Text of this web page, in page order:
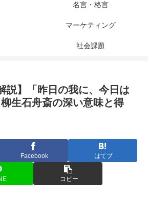
名言・格言
マーケティング
社会課題
説】「昨日の我に、今日は
生石舟斎の深い意味と得
Facebook はてブ
コピー